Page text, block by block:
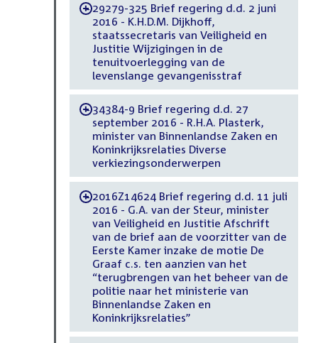
-29279-325 Brief regering d.d. 2 juni
2016 - K.H.D.M. Dijkhoff,
staatssecretaris van Veiligheid en
Justitie Wijzigingen in de
tenuitvoerlegging van de
levenslange gevangenisstraf
-34384-9 Brief regering d.d. 27
september 2016 - R.H.A. Plasterk,
minister van Binnenlandse Zaken en
Koninkrijksrelaties Diverse
verkiezingsonderwerpen
-2016Z14624 Brief regering d.d. 11 juli
2016 - G.A. van der Steur, minister
van Veiligheid en Justitie Afschrift
van de brief aan de voorzitter van de
Eerste Kamer inzake de motie De
Graaf c.s. ten aanzien van het
“terugbrengen van het beheer van de
politie naar het ministerie van
Binnenlandse Zaken en
Koninkrijksrelaties”